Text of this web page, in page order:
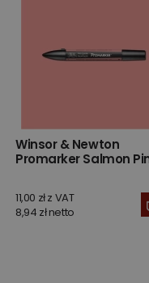
Winsor & Newton
Promarker Salmon
11,00 zł z VAT
8,94 zł netto